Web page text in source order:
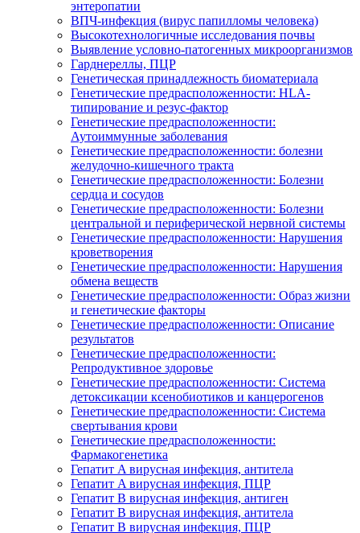
энтеропатии
ВПЧ-инфекция (вирус папилломы человека)
Высокотехнологичные исследования почвы
Выявление условно-патогенных микроорганизмов
Гарднереллы, ПЦР
Генетическая принадлежность биоматериала
Генетические предрасположенности: HLA-
типирование и резус-фактор
Генетические предрасположенности:
Аутоиммунные заболевания
Генетические предрасположенности: болезни
желудочно-кишечного тракта
Генетические предрасположенности: Болезни
сердца и сосудов
Генетические предрасположенности: Болезни
центральной и периферической нервной системы
Генетические предрасположенности: Нарушения
кроветворения
Генетические предрасположенности: Нарушения
обмена веществ
Генетические предрасположенности: Образ жизни
и генетические факторы
Генетические предрасположенности: Описание
результатов
Генетические предрасположенности:
Репродуктивное здоровье
Генетические предрасположенности: Система
детоксикации ксенобиотиков и канцерогенов
Генетические предрасположенности: Система
свертывания крови
Генетические предрасположенности:
Фармакогенетика
Гепатит A вирусная инфекция, антитела
Гепатит A вирусная инфекция, ПЦР
Гепатит B вирусная инфекция, антиген
Гепатит B вирусная инфекция, антитела
Гепатит B вирусная инфекция, ПЦР